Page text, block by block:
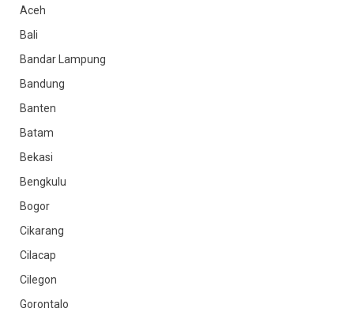
Aceh
Bali
Bandar Lampung
Bandung
Banten
Batam
Bekasi
Bengkulu
Bogor
Cikarang
Cilacap
Cilegon
Gorontalo